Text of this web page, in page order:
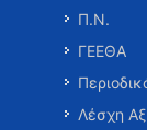
Π.Ν.
ΓΕΕΘΑ
Λέσχη